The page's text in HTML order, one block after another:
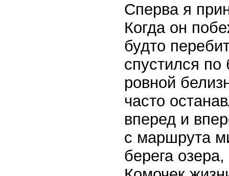
Сперва я
Когда он
будто
спустился по
ровной
часто
вперед и
с маршрута
берега